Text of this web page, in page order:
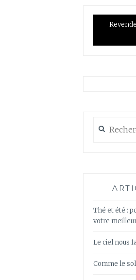
Thé et été :
votre
Le ciel nous
Comme le